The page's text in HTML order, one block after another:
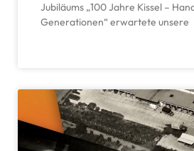
Jubiläums „100 Jahre Kissel –
Genera­tionen“ erwar­tete unsere